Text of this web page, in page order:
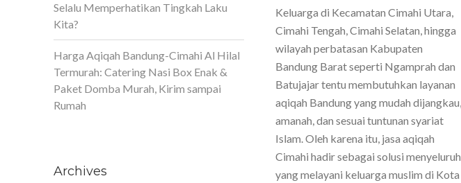
Keluarga di Kecamatan Cimahi Utara,
Cimahi Tengah, Cimahi Selatan, hingga
wilayah perbatasan Kabupaten
Bandung Barat seperti Ngamprah dan
Batujajar tentu membutuhkan layanan
aqiqah Bandung yang mudah dijangkau,
amanah, dan sesuai tuntunan syariat
Islam. Oleh karena itu, jasa aqiqah
Cimahi hadir sebagai solusi menyeluruh
yang melayani keluarga muslim di Kota
Selalu Memperhatikan Tingkah Laku
Kita?
Harga Aqiqah Bandung-Cimahi Al Hilal
Termurah: Catering Nasi Box Enak &
Paket Domba Murah, Kirim sampai
Rumah
Archives